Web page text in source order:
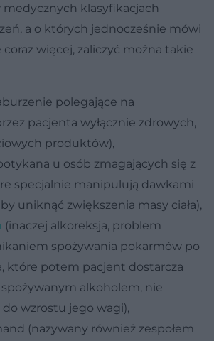
klasyfikacjach
a o których jednocześnie mówi
coraz więcej, zaliczyć można takie
polegające na
pacjenta wyłącznie zdrowych,
produktów),
u osób zmagających się z
specjalnie manipulują dawkami
uniknąć zwiększenia masy ciała),
(inaczej alkoreksja, problem
spożywania pokarmów po
które potem pacjent dostarcza
spożywanym alkoholem, nie
do wzrostu jego wagi),
(nazywany również zespołem